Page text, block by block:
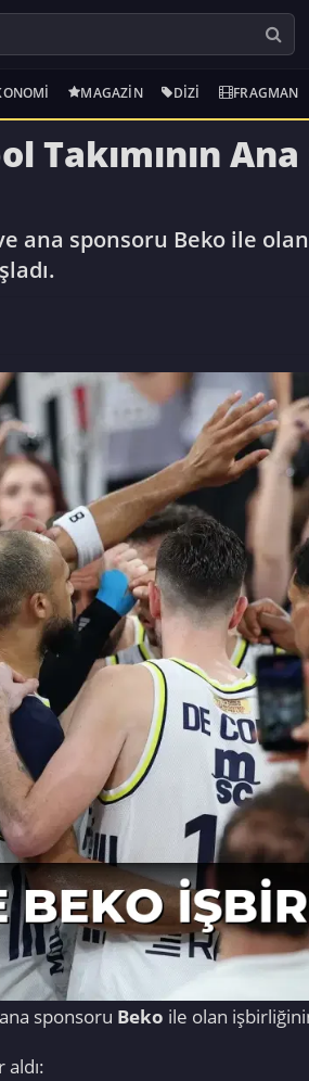
MAGAZIN DIZI FRAGMAN
Takımının
ana sponsoru Beko ile
sponsoru Beko ile olan